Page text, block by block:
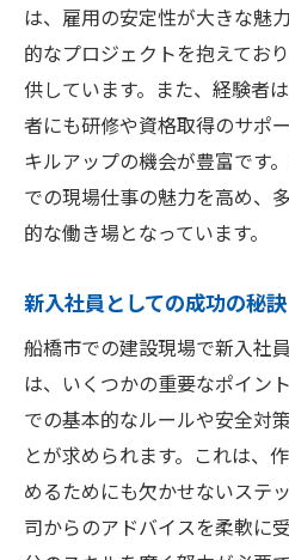
は、雇用の安定性が大きな魅
的なプロジェクトを抱えてお
供しています。また、経験者
者にも研修や資格取得のサポ
キルアップの機会が豊富です
での現場仕事の魅力を高め、
的な働き場となっています。
新入社員としての成功の秘訣
船橋市での建設現場で新入社
は、いくつかの重要なポイン
での基本的なルールや安全対
とが求められます。これは、
めるためにも欠かせないステ
司からのアドバイスを柔軟に